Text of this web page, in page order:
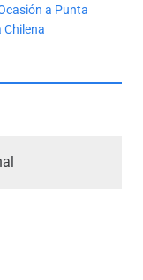
a Punta
Chilena